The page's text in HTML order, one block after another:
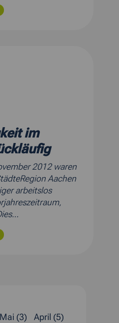
im
2012 waren
Aachen
arbeitslos
Mai (3)
April (5)